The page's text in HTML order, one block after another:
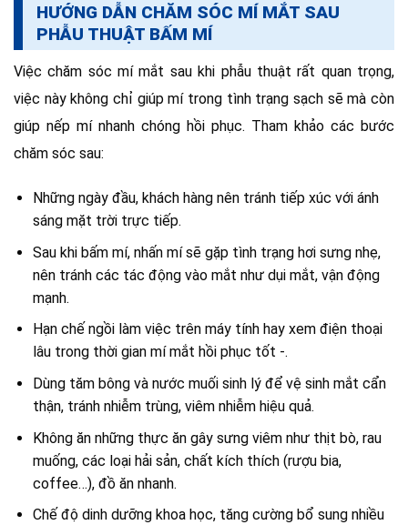
HƯỚNG DẪN CHĂM SÓC MÍ MẮT SAU
PHẪU THUẬT BẤM MÍ
Việc chăm sóc mí mắt sau khi phẫu thuật rất quan trọng,
việc này không chỉ giúp mí trong tình trạng sạch sẽ mà còn
giúp nếp mí nhanh chóng hồi phục. Tham khảo các bước
chăm sóc sau:
Những ngày đầu, khách hàng nên tránh tiếp xúc với ánh
sáng mặt trời trực tiếp.
Sau khi bấm mí, nhấn mí sẽ gặp tình trạng hơi sưng nhẹ,
nên tránh các tác động vào mắt như dụi mắt, vận động
mạnh.
Hạn chế ngồi làm việc trên máy tính hay xem điện thoại
lâu trong thời gian mí mắt hồi phục tốt -.
Dùng tăm bông và nước muối sinh lý để vệ sinh mắt cẩn
thận, tránh nhiễm trùng, viêm nhiễm hiệu quả.
Không ăn những thực ăn gây sưng viêm như thịt bò, rau
muống, các loại hải sản, chất kích thích (rượu bia,
coffee…), đồ ăn nhanh.
Chế độ dinh dưỡng khoa học, tăng cường bổ sung nhiều